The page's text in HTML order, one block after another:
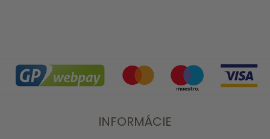
INFORMÁCIE